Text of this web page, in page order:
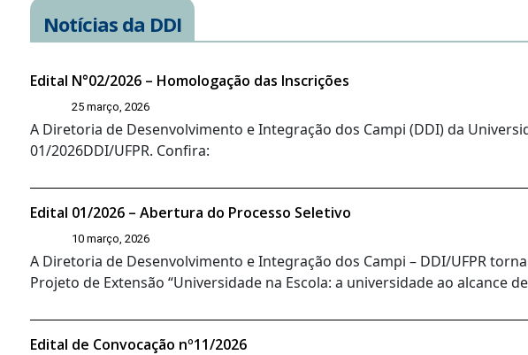
Notícias da DDI
Edital N°02/2026 – Homologação das Inscrições
25 março, 2026
A Diretoria de Desenvolvimento e Integração dos Campi (DDI) da
01/2026DDI/UFPR. Confira:
Edital 01/2026 – Abertura do Processo Seletivo
10 março, 2026
A Diretoria de Desenvolvimento e Integração dos Campi – DDI/UFPR
Projeto de Extensão “Universidade na Escola: a universidade ao alcance
Edital de Convocação nº11/2026